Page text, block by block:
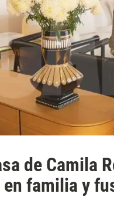
de Camila
en familia y